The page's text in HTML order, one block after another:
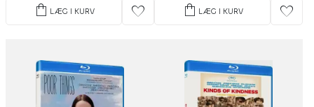
shopping_bag LÆG I KURV favorite shopping_bag LÆG I KURV favorite